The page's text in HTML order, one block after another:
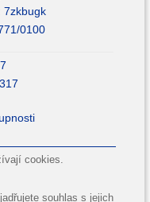
7zkbugk
0100
cookies.
souhlas s jejich